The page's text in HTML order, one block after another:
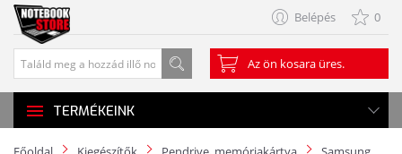
Belépés 0
Az ön kosara üres.
TERMÉKEINK